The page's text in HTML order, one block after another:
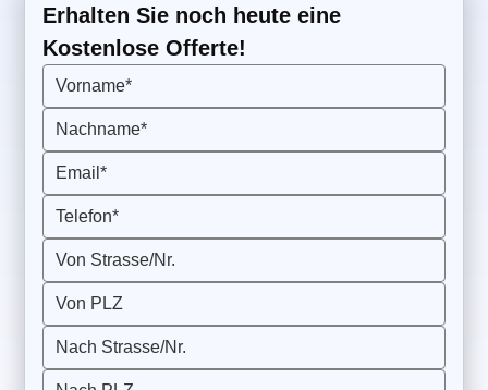
Erhalten Sie noch heute eine
Kostenlose Offerte!
Vorname*
Nachname*
Email*
Telefon*
Von Strasse/Nr.
Von PLZ
Nach Strasse/Nr.